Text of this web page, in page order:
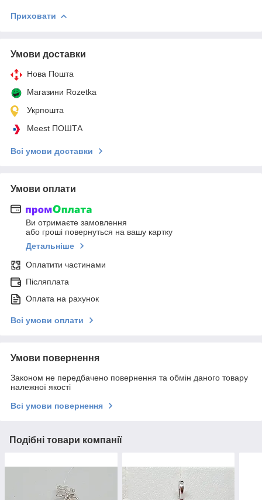
Приховати
Умови доставки
Нова Пошта
Магазини Rozetka
Укрпошта
Meest ПОШТА
Всі умови доставки
Умови оплати
Ви отримаєте замовлення
або гроші повернуться на вашу картку
Детальніше
Оплатити частинами
Післяплата
Оплата на рахунок
Всі умови оплати
Умови повернення
Законом не передбачено повернення та обмін даного товару
належної якості
Всі умови повернення
Подібні товари компанії